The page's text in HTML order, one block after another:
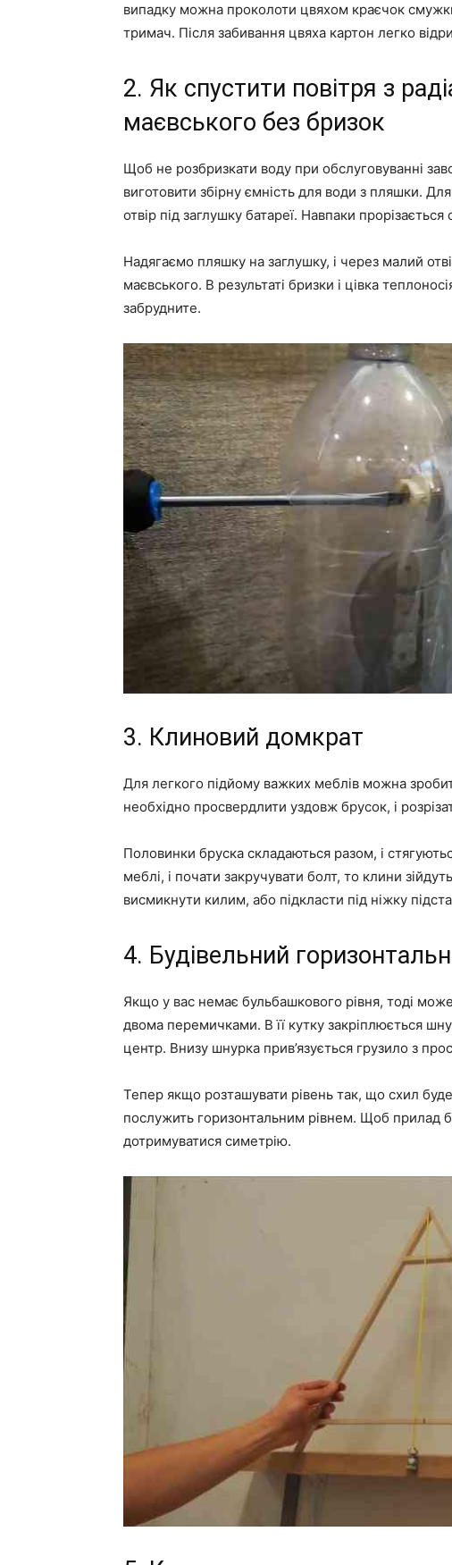
випадку можна проколоти цвяхом краєчок
тримач. Після забивання цвяха картон легко
2. Як спустити повітря з
маєвського без бризок
Щоб не розбризкати воду при обслуговуванні
виготовити збірну ємність для води з пляшки.
отвір під заглушку батареї. Навпаки
Надягаємо пляшку на заглушку, і через малий
маєвського. В результаті бризки і цівка
забрудните.
3. Клиновий домкрат
Для легкого підйому важких меблів можна
необхідно просвердлити уздовж брусок, і
Половинки бруска складаються разом, і
меблі, і почати закручувати болт, то клини
висмикнути килим, або підкласти під ніжку
4. Будівельний
Якщо у вас немає бульбашкового рівня, тоді
двома перемичками. В її кутку закріплюється
центр. Внизу шнурка прив’язується грузило з
Тепер якщо розташувати рівень так, що схил
послужить горизонтальним рівнем. Щоб прилад
дотримуватися симетрію.